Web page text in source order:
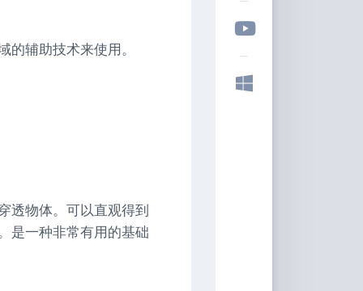
辅助技术来使用。
透物体。可以直观得到
是一种非常有用的基础